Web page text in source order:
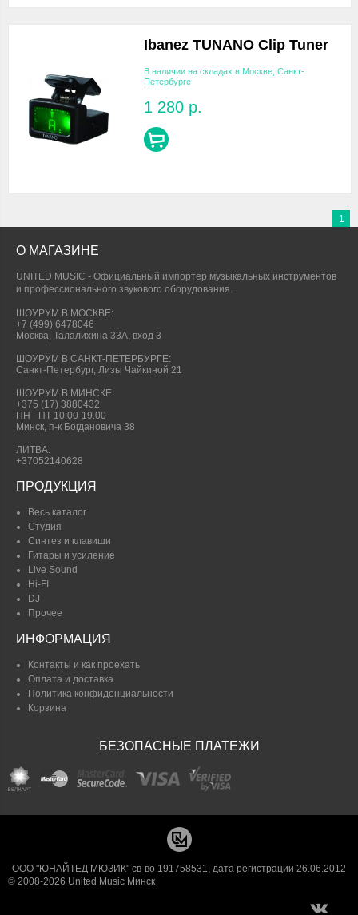
Ibanez TUNANO Clip Tuner
В наличии на складах в Москве, Санкт-
Петербурге
1 280 р.
1
О МАГАЗИНЕ
UNITED MUSIC - Официальный импортер музыкальных инструментов
и профессионального звукового оборудования.
ШОУРУМ В МОСКВЕ:
+7 (499) 6478046
Москва, Талалихина 33А, вход 3
ШОУРУМ В САНКТ-ПЕТЕРБУРГЕ:
Санкт-Петербург, Лизы Чайкиной 21
ШОУРУМ В МИНСКЕ:
+375 (17) 3880432
ПН - ПТ 10:00-19.00
Минск, п-к Богдановича 38
ЛИТВА:
+37052140628
ПРОДУКЦИЯ
Весь каталог
Студия
Синтез и клавиши
Гитары и усиление
Live Sound
Hi-FI
DJ
Прочее
ИНФОРМАЦИЯ
Контакты и как проехать
Оплата и доставка
Политика конфиденциальности
Корзина
БЕЗОПАСНЫЕ ПЛАТЕЖИ
ООО "ЮНАЙТЕД МЮЗИК" св-во 191758531, дата регистрации 26.06.2012
© 2008-2026 United Music Минск